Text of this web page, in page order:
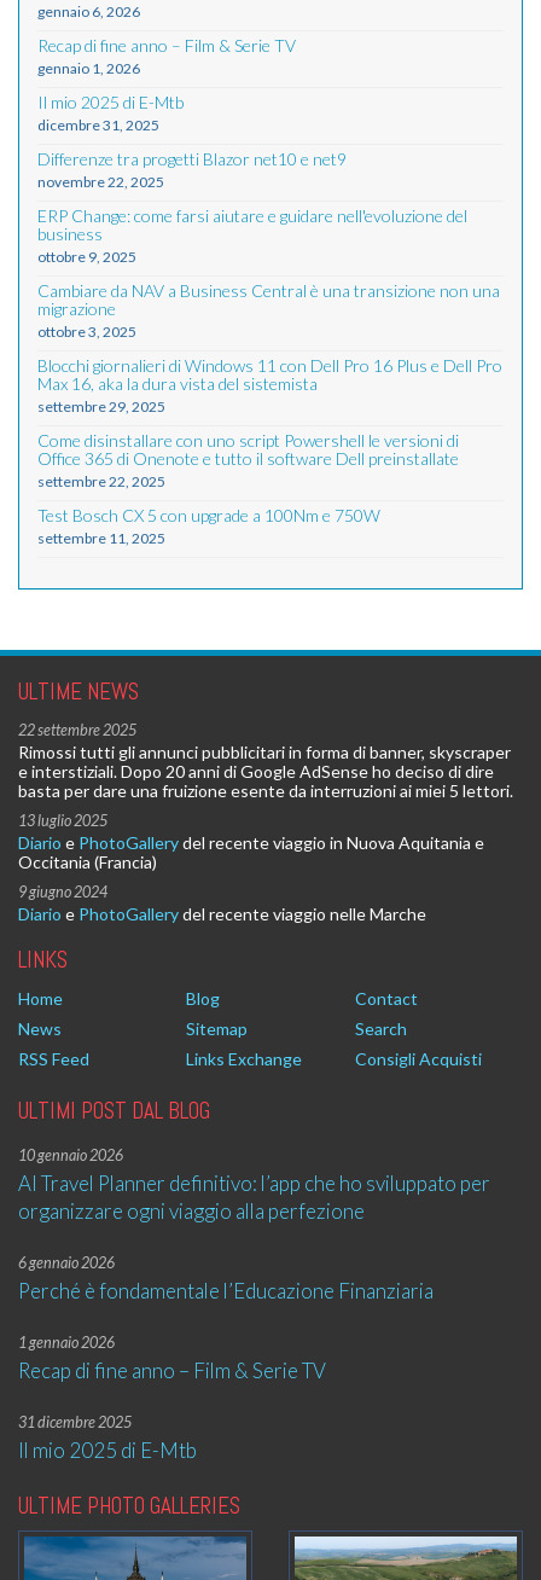
gennaio 6, 2026
Recap di fine anno – Film & Serie TV
gennaio 1, 2026
Il mio 2025 di E-Mtb
dicembre 31, 2025
Differenze tra progetti Blazor net10 e net9
novembre 22, 2025
ERP Change: come farsi aiutare e guidare nell'evoluzione del
business
ottobre 9, 2025
Cambiare da NAV a Business Central è una transizione non una
migrazione
ottobre 3, 2025
Blocchi giornalieri di Windows 11 con Dell Pro 16 Plus e Dell Pro
Max 16, aka la dura vista del sistemista
settembre 29, 2025
Come disinstallare con uno script Powershell le versioni di
Office 365 di Onenote e tutto il software Dell preinstallate
settembre 22, 2025
Test Bosch CX 5 con upgrade a 100Nm e 750W
settembre 11, 2025
ULTIME NEWS
22 settembre 2025
Rimossi tutti gli annunci pubblicitari in forma di banner, skyscraper
e interstiziali. Dopo 20 anni di Google AdSense ho deciso di dire
basta per dare una fruizione esente da interruzioni ai miei 5 lettori.
13 luglio 2025
Diario e PhotoGallerydel recente viaggio in Nuova Aquitania e
Occitania (Francia)
9 giugno 2024
Diario e PhotoGallerydel recente viaggio nelle Marche
LINKS
Home Blog
Contact
News
Sitemap
Search
RSS Feed
Links Exchange Consigli Acquisti
ULTIMI POST DAL BLOG
10 gennaio 2026
AI Travel Planner definitivo: l’app che ho sviluppato per
organizzare ogni viaggio alla perfezione
6 gennaio 2026
Perché è fondamentale l’Educazione Finanziaria
1 gennaio 2026
Recap di fine anno – Film & Serie TV
31 dicembre 2025
Il mio 2025 di E-Mtb
ULTIME PHOTO GALLERIES